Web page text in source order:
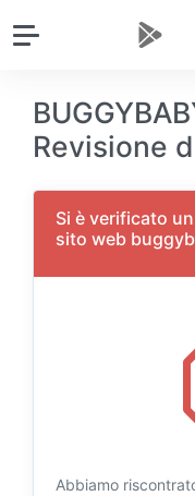
Revisione
Si è verificato
sito web
Abbiamo